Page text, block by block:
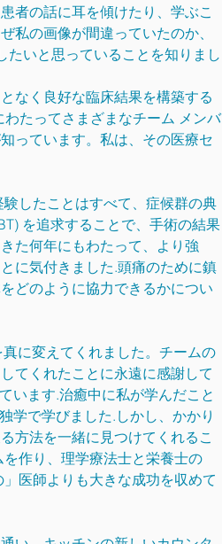
者の話に耳を傾けたり、学ぶこ
私の画像が間違っていたのか、
たいと思っていることを知りまし
なく良好な臨床結果を構築する
たってさまざまなチーム メンバ
っています。私は、その医療セ
したことはすべて、症候群の典
を追求することで、手術の結果
た何年にもわたって、より強
に気付きました.頭痛のために鎮
どのように協力できるかについ
に変えてくれました。チームの
てくれたことに永遠に感謝して
います.治癒中に私が学んだこと
学で学びました.しかし、かかり
方法を一緒に見つけてくれるこ
作り、理学療法士と栄養士の
医師よりも大きな成功を収めて